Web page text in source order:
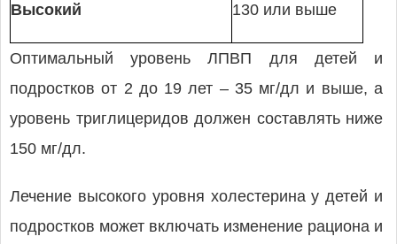
Высокий 130 или выше
Оптимальный уровень ЛПВП для детей и
подростков от 2 до 19 лет – 35 мг/дл и выше, а
уровень триглицеридов должен составлять ниже
150 мг/дл.
Лечение высокого уровня холестерина у детей и
подростков может включать изменение рациона и